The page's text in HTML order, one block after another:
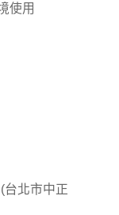
使用
台北市中正